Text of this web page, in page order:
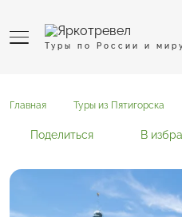
Туры по России и миру
Главная Туры из Пятигорска
Поделиться В